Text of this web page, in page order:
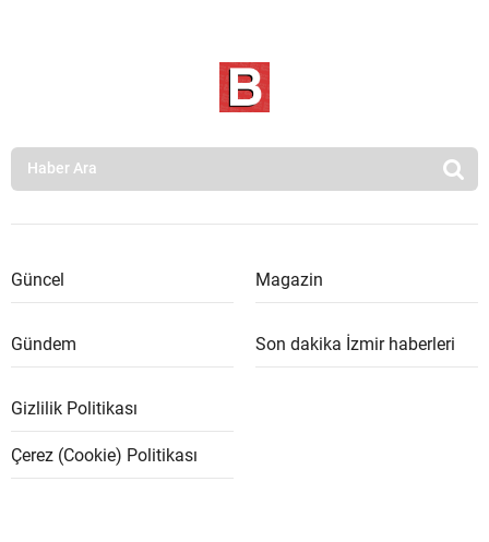
Güncel Magazin
Gündem Son dakika İzmir haberleri
Gizlilik Politikası
Çerez (Cookie) Politikası